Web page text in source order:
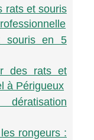
rats et souris
souris en 5
des rats et
à Périgueux
rongeurs :